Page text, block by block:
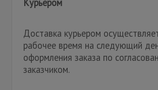
Курьером
Доставка курьером
рабочее время на следующий
оформления заказа по
заказчиком.